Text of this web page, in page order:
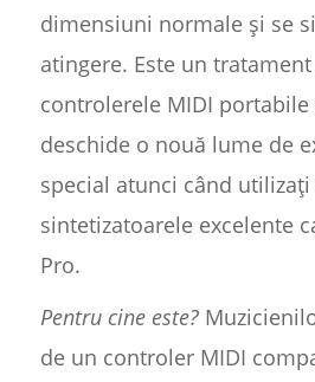
dimensiuni normale și se
atingere. Este un
controlerele MIDI
deschide o nouă lume de
special atunci când
sintetizatoarele excelente
Pro.
Pentru cine este?
de un controler MIDI